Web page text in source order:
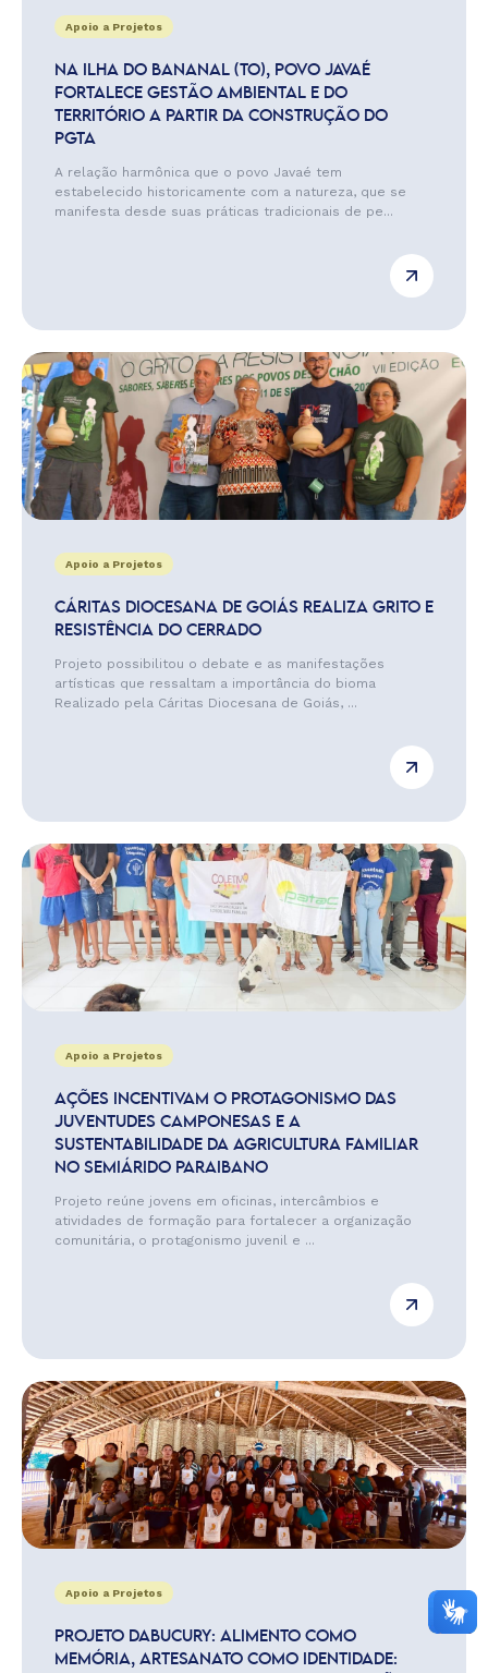
Apoio a Projetos
NA ILHA DO BANANAL (TO), POVO JAVAÉ
FORTALECE GESTÃO AMBIENTAL E DO
TERRITÓRIO A PARTIR DA CONSTRUÇÃO DO
PGTA
A relação harmônica que o povo Javaé tem
estabelecido historicamente com a natureza, que se
manifesta desde suas práticas tradicionais de pe...
Apoio a Projetos
CÁRITAS DIOCESANA DE GOIÁS REALIZA GRITO E
RESISTÊNCIA DO CERRADO
Projeto possibilitou o debate e as manifestações
artísticas que ressaltam a importância do bioma
Realizado pela Cáritas Diocesana de Goiás, ...
Apoio a Projetos
AÇÕES INCENTIVAM O PROTAGONISMO DAS
JUVENTUDES CAMPONESAS E A
SUSTENTABILIDADE DA AGRICULTURA FAMILIAR
NO SEMIÁRIDO PARAIBANO
Projeto reúne jovens em oficinas, intercâmbios e
atividades de formação para fortalecer a organização
comunitária, o protagonismo juvenil e ...
Apoio a Projetos
PROJETO DABUCURY: ALIMENTO COMO
MEMÓRIA, ARTESANATO COMO IDENTIDADE: